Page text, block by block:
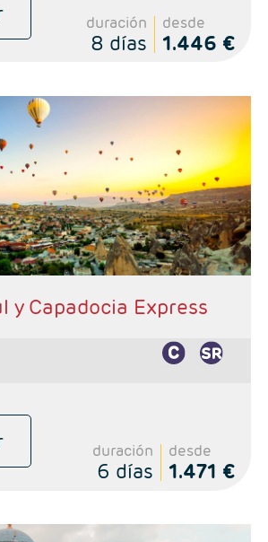
duración
8 días
desde
1.446 €
Viernes y Sábados, según calendario
Capadocia
y PC en Cpadocia
Superior, Semilujo y Lujo
y Capadocia Express
duración
6 días
desde
1.471 €